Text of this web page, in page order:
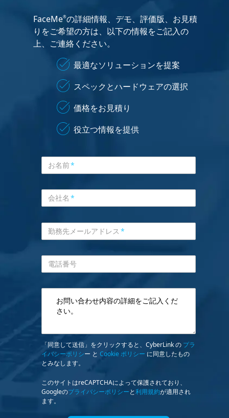
FaceMe®の詳細情報、デモ、評価版、お見積
りをご希望の方は、以下の情報をご記入の
上、ご連絡ください。
最適なソリューションを提案
スペックとハードウェアの選択
価格をお見積り
役立つ情報を提供
お名前*
会社名 *
勤務先メールアドレス *
電話番号
「同意して送信」をクリックすると、CyberLink の プラ
イバシーポリシー とCookie ポリシー に同意したもの
とみなします。
このサイトはreCAPTCHAによって保護されており、
Googleのプライバシーポリシーと利用規約が適用され
ます。